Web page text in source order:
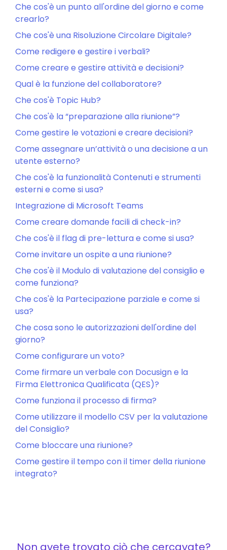
Che cos'è un punto all'ordine del giorno e come
crearlo?
Che cos'è una Risoluzione Circolare Digitale?
Come redigere e gestire i verbali?
Come creare e gestire attività e decisioni?
Qual è la funzione del collaboratore?
Che cos'è Topic Hub?
Che cos'è la “preparazione alla riunione”?
Come gestire le votazioni e creare decisioni?
Come assegnare un’attività o una decisione a un
utente esterno?
Che cos'è la funzionalità Contenuti e strumenti
esterni e come si usa?
Integrazione di Microsoft Teams
Come creare domande facili di check-in?
Che cos'è il flag di pre-lettura e come si usa?
Come invitare un ospite a una riunione?
Che cos'è il Modulo di valutazione del consiglio e
come funziona?
Che cos'è la Partecipazione parziale e come si
usa?
Che cosa sono le autorizzazioni dell'ordine del
giorno?
Come configurare un voto?
Come firmare un verbale con Docusign e la
Firma Elettronica Qualificata (QES)?
Come funziona il processo di firma?
Come utilizzare il modello CSV per la valutazione
del Consiglio?
Come bloccare una riunione?
Come gestire il tempo con il timer della riunione
integrato?